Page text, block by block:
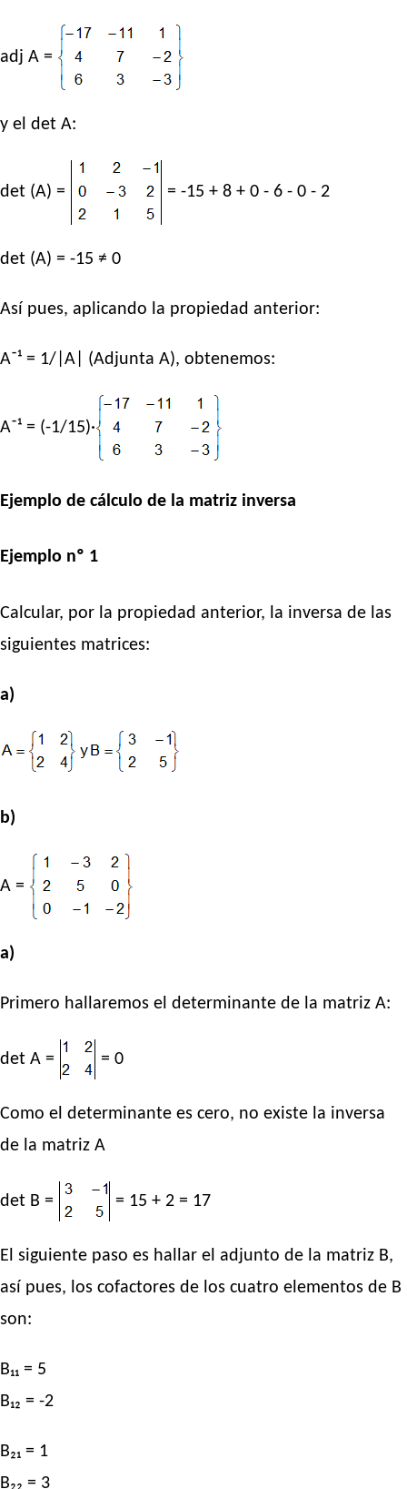
adj A =
y el det A:
det (A) = = -15 + 8 + 0 - 6 - 0 - 2
det (A) = -15 ≠ 0
Así pues, aplicando la propiedad anterior:
A⁻¹ = 1/|A| (Adjunta A), obtenemos:
A⁻¹ = (-1/15)·
Ejemplo de cálculo de la matriz inversa
Ejemplo nº 1
Calcular, por la propiedad anterior, la inversa de las
siguientes matrices:
a)
b)
A =
a)
Primero hallaremos el determinante de la matriz A:
det A = = 0
Como el determinante es cero, no existe la inversa
de la matriz A
det B = = 15 + 2 = 17
El siguiente paso es hallar el adjunto de la matriz B,
así pues, los cofactores de los cuatro elementos de B
son:
B₁₁ = 5
B₁₂ = -2
B₂₁ = 1
B₂₂ = 3